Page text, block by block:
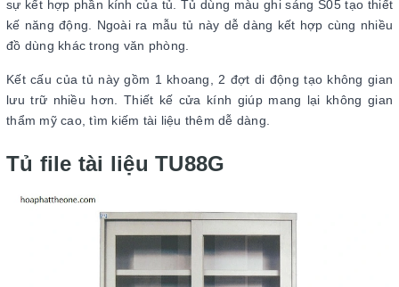
sự kết hợp phần kính của tủ. Tủ dùng màu ghi sáng S05 tạo thiết
kế năng động. Ngoài ra mẫu tủ này dễ dàng kết hợp cùng nhiều
đồ dùng khác trong văn phòng.
Kết cấu của tủ này gồm 1 khoang, 2 đợt di động tạo không gian
lưu trữ nhiều hơn. Thiết kế cửa kính giúp mang lại không gian
thẩm mỹ cao, tìm kiếm tài liệu thêm dễ dàng.
Tủ file tài liệu TU88G